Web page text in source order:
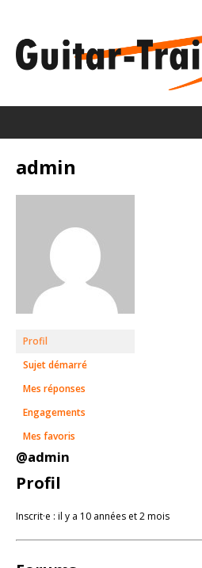
admin
Profil
Sujet démarré
Mes réponses
Engagements
Mes favoris
@admin
Profil
Inscrit·e : il y a 10 années et 2 mois